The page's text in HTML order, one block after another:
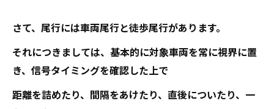
さて、尾行には車両尾行と徒歩尾行があります。
それにつきましては、基本的に対象車両を常に視界に置
き、信号タイミングを確認した上で
距離を詰めたり、間隔をあけたり、直後についたり、一